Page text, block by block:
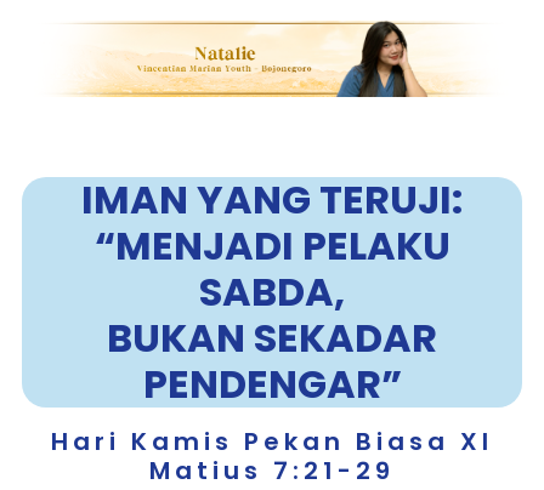
IMAN YANG TERUJI:
“MENJADI PELAKU
SABDA,
BUKAN SEKADAR
PENDENGAR”
Hari Kamis Pekan Biasa XI
Matius 7:21-29